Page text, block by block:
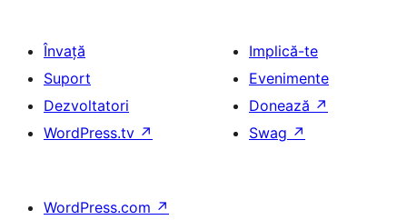
Învață
Suport
Dezvoltatori
WordPress.tv ↗
Implică-te
Evenimente
Donează ↗
Swag ↗
WordPress.com ↗